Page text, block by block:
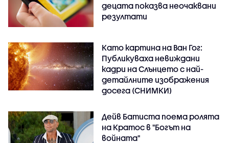
децата показва неочаквани
резултати
Като картина на Ван Гог:
Публикуваха невиждани
кадри на Слънцето с най-
детайлните изображения
досега (СНИМКИ)
Дейв Батиста поема ролята
на Кратос в "Богът на
войната"